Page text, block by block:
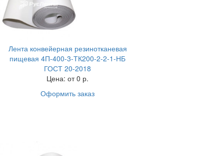
Лента конвейерная резинотканевая
пищевая 4П-400-3-ТК200-2-2-1-НБ
ГОСТ 20-2018
Цена: от 0 р.
Оформить заказ